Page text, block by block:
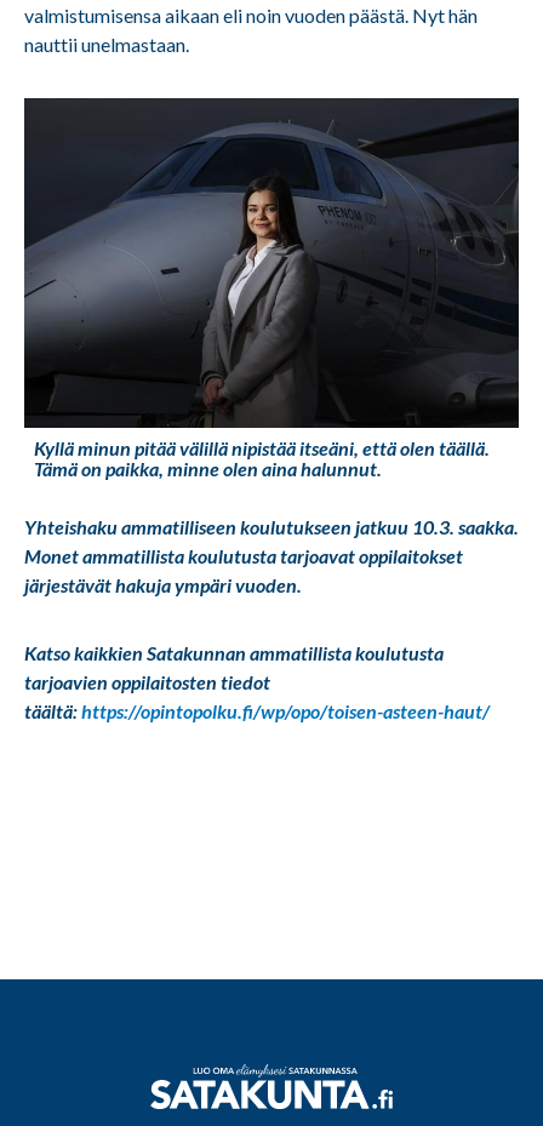
valmistumisensa aikaan eli noin vuoden päästä. Nyt hän
nauttii unelmastaan.
Kyllä minun pitää välillä nipistää itseäni, että olen täällä.
Tämä on paikka, minne olen aina halunnut.
Yhteishaku ammatilliseen koulutukseen jatkuu 10.3. saakka.
Monet ammatillista koulutusta tarjoavat oppilaitokset
järjestävät hakuja ympäri vuoden.
Katso kaikkien Satakunnan ammatillista koulutusta
tarjoavien oppilaitosten tiedot
täältä:https://opintopolku.fi/wp/opo/toisen-asteen-haut/